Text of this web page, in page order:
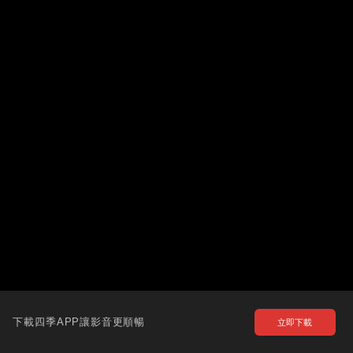
下載四季APP讓影音更順暢 立即下載